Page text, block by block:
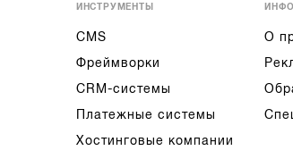
ИНСТРУМЕНТЫ
CMS
Фреймворки
CRM-системы
Платежные системы
Хостинговые компании
О